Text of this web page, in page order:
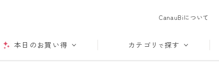
CanauBiについて
本日のお買い得 カテゴリ で探す